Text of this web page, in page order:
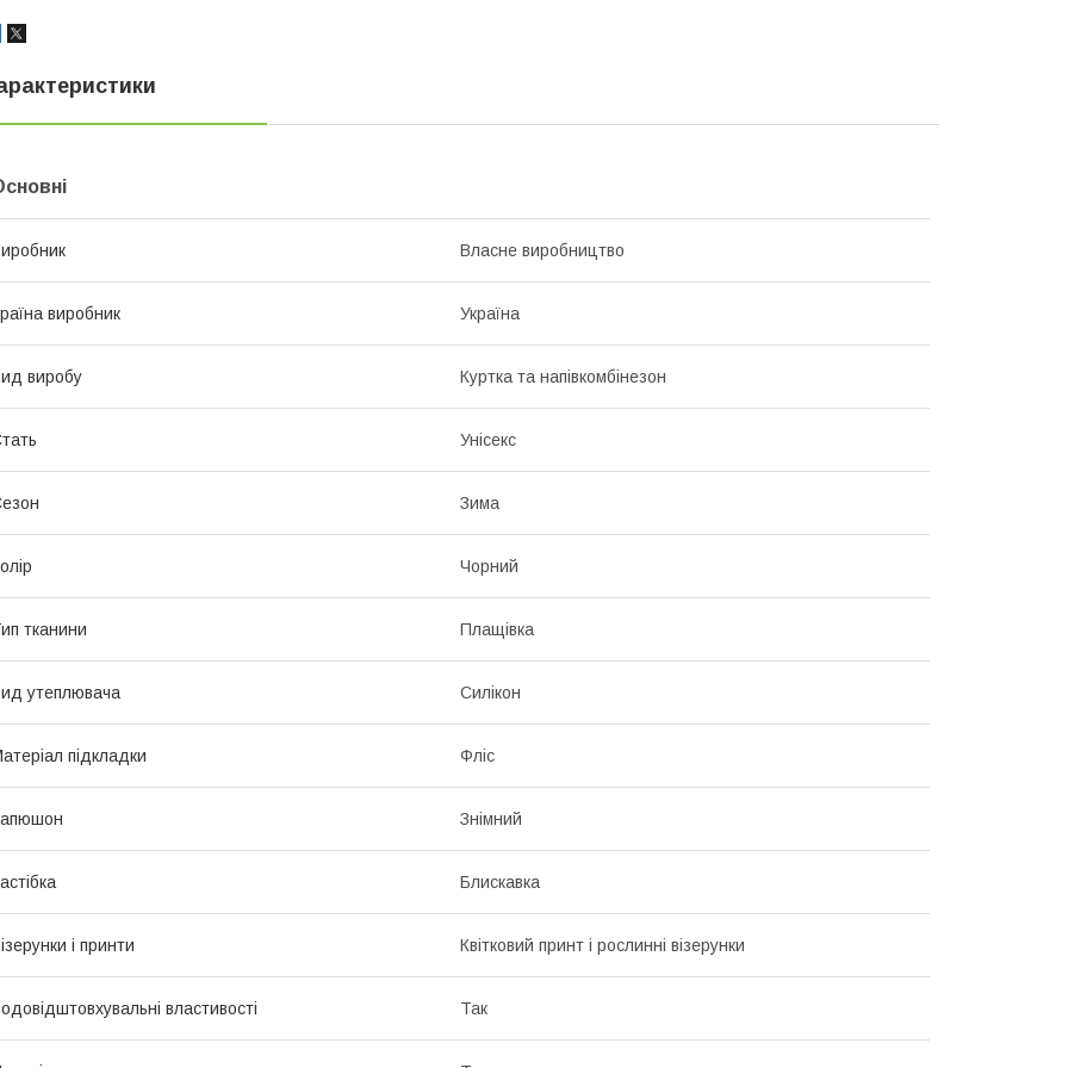
Власне виробництво
виробник Україна
виробу Куртка та напівкомбінезон
Унісекс
Зима
Чорний
тканини Плащівка
утеплювача Силікон
підкладки Фліс
Знімний
Блискавка
і принти Квітковий принт і рослинні візерунки
властивості Так